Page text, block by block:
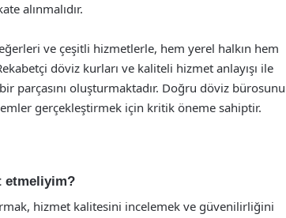
alınmalıdır.
ve çeşitli hizmetlerle, hem yerel halkın hem
döviz kurları ve kaliteli hizmet anlayışı ile
parçasını oluşturmaktadır. Doğru döviz bürosunu
gerçekleştirmek için kritik öneme sahiptir.
etmeliyim?
hizmet kalitesini incelemek ve güvenilirliğini